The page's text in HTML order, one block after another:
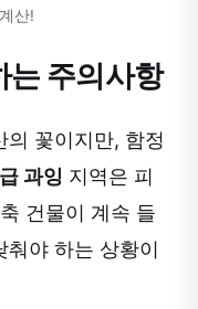
산!
는 주의사항
의 꽃이지만, 함정
과잉 지역은 피
건물이 계속 들
춰야 하는 상황이